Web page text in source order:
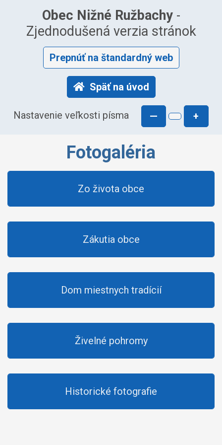
Obec Nižné Ružbachy-
Zjednodušená verzia stránok
Prepnúť na štandardný web
Späť na úvod
Nastavenie veľkosti písma — +
Fotogaléria
Zo života obce
Zákutia obce
Dom miestnych tradícií
Živelné pohromy
Historické fotografie